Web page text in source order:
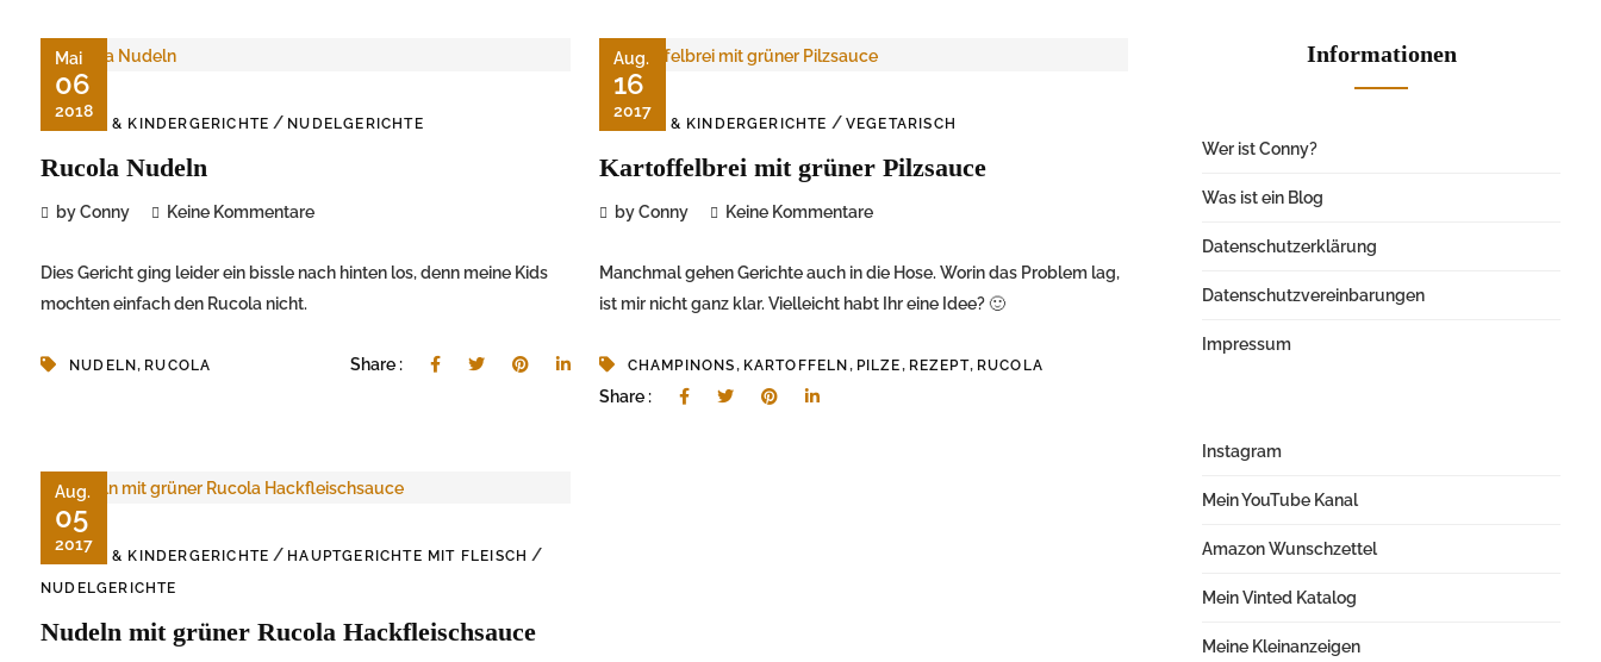
Mai
06
2018
BABY & KINDERGERICHTE / NUDELGERICHTE
Rucola Nudeln
by Conny Keine Kommentare
Dies Gericht ging leider ein bissle nach hinten los, denn meine Kids
mochten einfach den Rucola nicht.
NUDELN, RUCOLA Share :
Aug.
16
2017
BABY & KINDERGERICHTE / VEGETARISCH
Kartoffelbrei mit grüner Pilzsauce
by Conny Keine Kommentare
Manchmal gehen Gerichte auch in die Hose. Worin das Problem lag,
ist mir nicht ganz klar. Vielleicht habt Ihr eine Idee? 🙂
CHAMPINONS, KARTOFFELN, PILZE, REZEPT, RUCOLA
Share :
Aug.
05
2017
BABY & KINDERGERICHTE / HAUPTGERICHTE MIT FLEISCH /
NUDELGERICHTE
Nudeln mit grüner Rucola Hackfleischsauce
Informationen
Wer ist Conny?
Was ist ein Blog
Datenschutzerklärung
Datenschutzvereinbarungen
Impressum
Instagram
Mein YouTube Kanal
Amazon Wunschzettel
Mein Vinted Katalog
Meine Kleinanzeigen